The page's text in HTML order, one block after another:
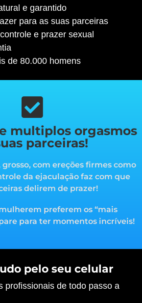
e garantido
para as suas parceiras
e prazer sexual
de 80.000 homens
multiplos orgasmos
parceiras!
com ereções firmes como
da ejaculação faz com que
delirem de prazer!
preferem os “mais
para ter momentos incríveis!
pelo seu celular
profissionais de todo passo a